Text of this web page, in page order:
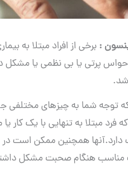
:
پرتی یا بی نظمی یا مشکل در
توجه شما به چیزهای
فرد مبتلا به تنهایی با یک
دارد.آنها همچنین ممکن است
مناسب هنگام صحبت مشکل